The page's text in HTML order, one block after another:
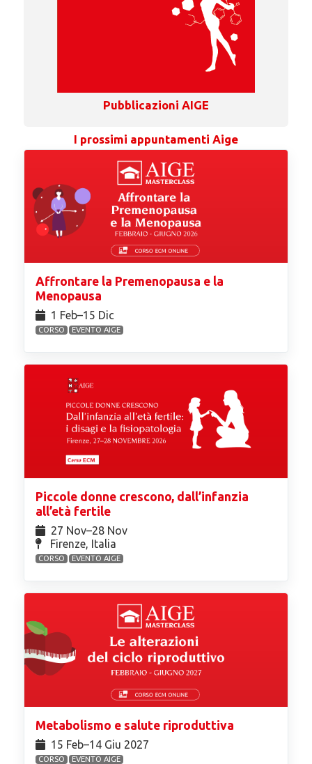
Pubblicazioni AIGE
I prossimi appuntamenti Aige
Affrontare la Premenopausa e la
Menopausa
1 Feb⁠–15 Dic
CORSO EVENTO AIGE
Piccole donne crescono, dall’infanzia
all’età fertile
27 Nov⁠–28 Nov
Firenze, Italia
CORSO EVENTO AIGE
Metabolismo e salute riproduttiva
15 Feb⁠–14 Giu 2027
CORSO EVENTO AIGE